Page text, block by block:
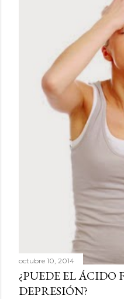
octubre 10, 2014
¿PUEDE EL
DEPRESIÓN?